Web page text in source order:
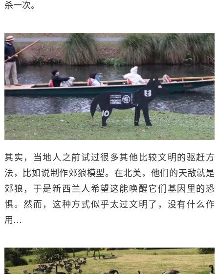
杀一次。
其实，当地人之前试过很多其他比较文明的驱赶方
法，比如说制作郊狼模型。 在北美，他们的天敌就是
郊狼，于是新西兰人希望这能唤醒它们基因里的恐
惧。然而，这种方式似乎太过文明了，没有什么作
用…